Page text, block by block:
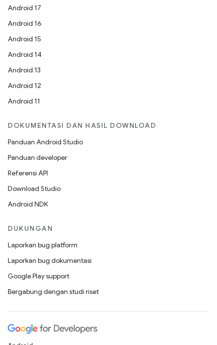
Android 17
Android 16
Android 15
Android 14
Android 13
Android 12
Android 11
DOKUMENTASI DAN HASIL DOWNLOAD
Panduan Android Studio
Panduan developer
Referensi API
Download Studio
Android NDK
DUKUNGAN
Laporkan bug platform
Laporkan bug dokumentasi
Google Play support
Bergabung dengan studi riset